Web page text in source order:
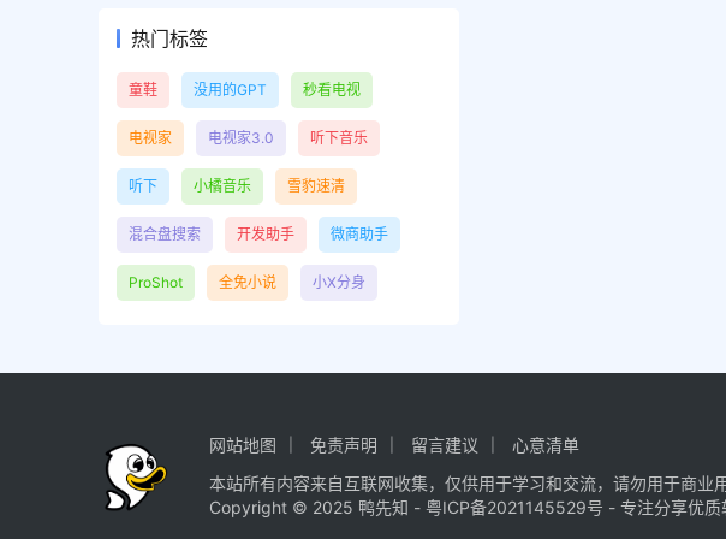
热门标签
童鞋 没用的GPT 秒看电视
电视家 电视家3.0 听下音乐
听下 小橘音乐 雪豹速清
混合盘搜索 开发助手 微商助手
ProShot 全免小说 小X分身
网站地图 免责声明 留言建议
心意清单
本站所有内容来自互联网收集，仅供用于学习和交流，请勿用于商
Copyright © 2025 鸭先知 -粤ICP备2021145529号 - 专注分享优质